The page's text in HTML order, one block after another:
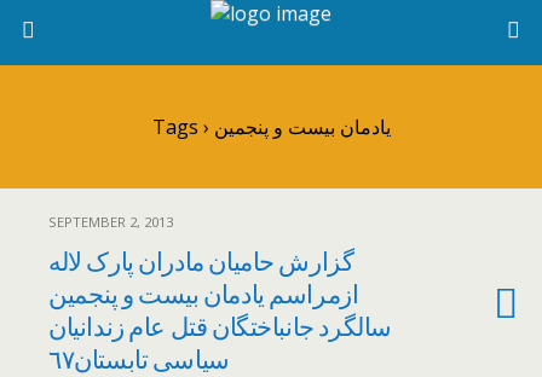
Tags › یادمان بیست و پنجمین
SEPTEMBER 2, 2013
گزارش حامیان مادران پارک لاله
ازمراسم یادمان بیست و پنجمین
سالگرد جانباختگان قتل عام زندانیان
سیاسی تابستان٦٧